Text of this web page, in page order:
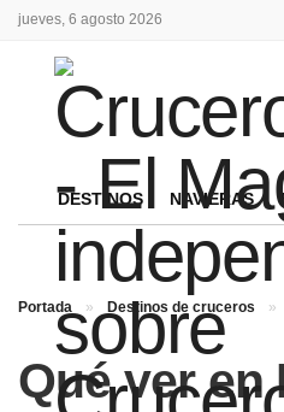
jueves, 6 agosto 2026
DESTINOS NAVIERAS
Portada » Destinos de cruceros »
Qué ver en